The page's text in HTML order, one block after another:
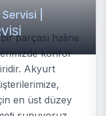
|
parçası haline
konfor
Akyurt
en üst düzey